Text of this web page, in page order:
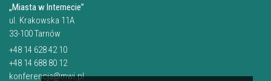
„Miasta w Internecie”
ul. Krakowska 11A
33-100 Tarnów
+48 14 628 42 10
+48 14 688 80 12
konferencja@mwi.pl